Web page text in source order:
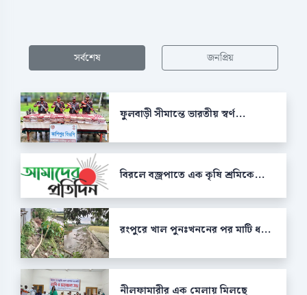
সর্বশেষ জনপ্রিয়
ফুলবাড়ী সীমান্তে ভারতীয় স্বর্ণ...
বিরলে বজ্রপাতে এক কৃষি শ্রমিকে...
রংপুরে খাল পুনঃখননের পর মাটি ধ...
নীলফামারীর এক মেলায় মিলছে